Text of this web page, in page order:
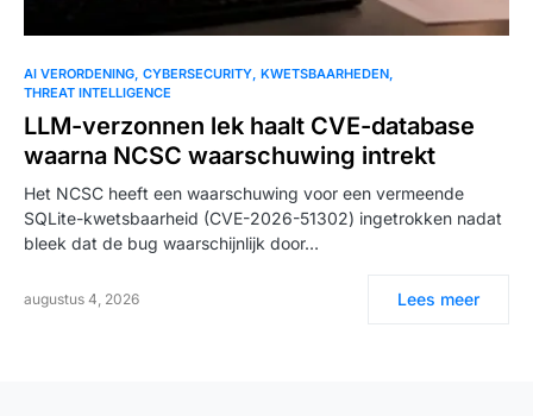
AI VERORDENING CYBERSECURITY KWETSBAARHEDEN
THREAT INTELLIGENCE
LLM-verzonnen lek haalt CVE-database
waarna NCSC waarschuwing intrekt
Het NCSC heeft een waarschuwing voor een vermeende
SQLite-kwetsbaarheid (CVE-2026-51302) ingetrokken nadat
bleek dat de bug waarschijnlijk door…
augustus 4, 2026 Lees meer